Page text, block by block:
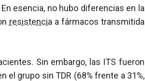
esencia, no hubo diferencias en la
resistencia a fármacos transmitida
Sin embargo, las ITS fueron
el grupo sin TDR (68% frente a 31%,